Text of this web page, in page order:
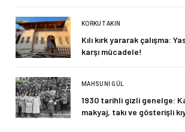
KORKUT AKIN
Kılı kırk yararak çalışma:
karşı mücadele!
MAHSUNI GÜL
1930 tarihli gizli genelge:
makyaj, takı ve gösterişli